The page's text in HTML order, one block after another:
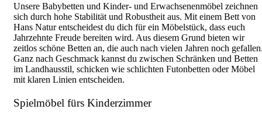
Unsere Babybetten und Kinder- und Erwachsenenmöbel zeichnen
sich durch hohe Stabilität und Robustheit aus. Mit einem Bett von
Hans Natur entscheidest du dich für ein Möbelstück, dass euch
Jahrzehnte Freude bereiten wird. Aus diesem Grund bieten wir
zeitlos schöne Betten an, die auch nach vielen Jahren noch
Ganz nach Geschmack kannst du zwischen Schränken und Betten
im Landhausstil, schicken wie schlichten Futonbetten oder Möbel
mit klaren Linien entscheiden.
Spielmöbel fürs Kinderzimmer